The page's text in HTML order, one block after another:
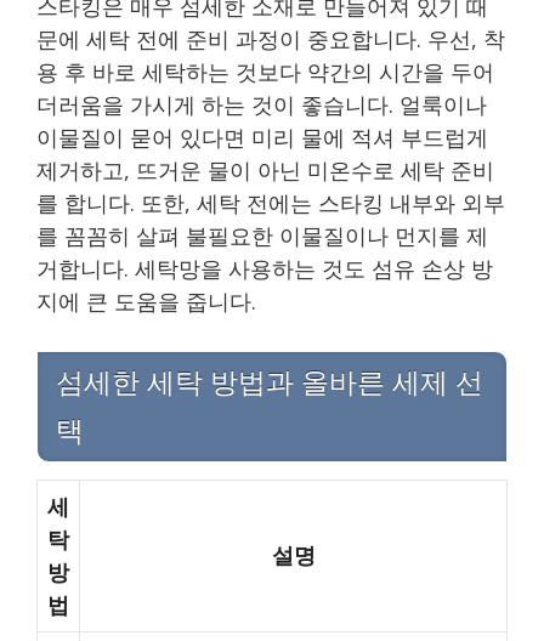
문에 세탁 전에 준비 과정이 중요합니다. 우선, 착
용 후 바로 세탁하는 것보다 약간의 시간을 두어
더러움을 가시게 하는 것이 좋습니다. 얼룩이나
이물질이 묻어 있다면 미리 물에 적셔 부드럽게
제거하고, 뜨거운 물이 아닌 미온수로 세탁 준비
를 합니다. 또한, 세탁 전에는 스타킹 내부와 외부
를 꼼꼼히 살펴 불필요한 이물질이나 먼지를 제
거합니다. 세탁망을 사용하는 것도 섬유 손상 방
지에 큰 도움을 줍니다.
섬세한 세탁 방법과 올바른 세제 선
택
세
탁
방
법
설명